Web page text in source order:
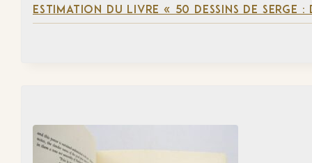
ESTIMATION DU LIVRE « 50 DESSINS DE SERGE